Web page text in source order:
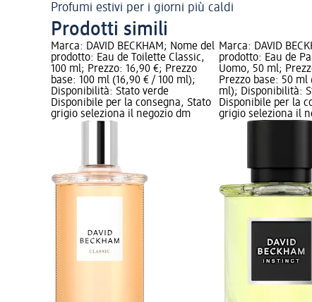
Profumi estivi per i giorni più caldi
Prodotti simili
Marca: DAVID BECKHAM; Nome del
prodotto: Eau de Toilette Classic,
100 ml; Prezzo: 16,90 €; Prezzo
base: 100 ml (16,90 € / 100 ml);
Disponibilità: Stato verde
Disponibile per la consegna, Stato
grigio seleziona il negozio dm
Marca: DAVID
prodotto: Eau de
Uomo, 50 ml;
Prezzo base: 50 ml
ml); Disponibilità:
Disponibile per la
grigio seleziona il